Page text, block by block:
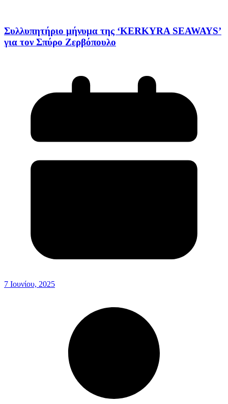
Συλλυπητήριο μήνυμα της ‘KERKYRA SEAWAYS’
για τον Σπύρο Ζερβόπουλο
7 Ιουνίου, 2025